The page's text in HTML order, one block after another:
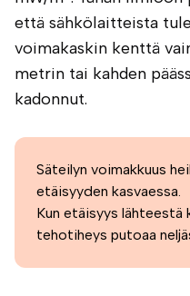
että sähkölaitteista
voimakaskin kenttä
metrin tai kahden
kadonnut.
Säteilyn voimakkuus
etäisyyden kasvaessa.
Kun etäisyys lähteestä
tehotiheys putoaa